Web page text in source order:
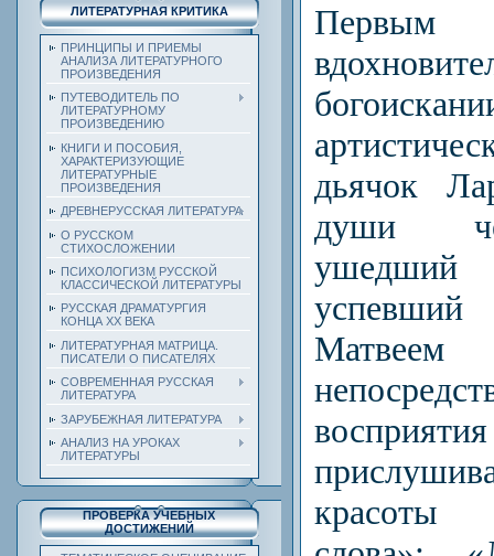
ЛИТЕРАТУРНАЯ КРИТИКА
ПРИНЦИПЫ И ПРИЕМЫ
АНАЛИЗА ЛИТЕРАТУРНОГО
ПРОИЗВЕДЕНИЯ
ПУТЕВОДИТЕЛЬ ПО
ЛИТЕРАТУРНОМУ
ПРОИЗВЕДЕНИЮ
КНИГИ И ПОСОБИЯ,
ХАРАКТЕРИЗУЮЩИЕ
ЛИТЕРАТУРНЫЕ
ПРОИЗВЕДЕНИЯ
ДРЕВНЕРУССКАЯ ЛИТЕРАТУРА
О РУССКОМ
СТИХОСЛОЖЕНИИ
ПСИХОЛОГИЗМ РУССКОЙ
КЛАССИЧЕСКОЙ ЛИТЕРАТУРЫ
РУССКАЯ ДРАМАТУРГИЯ
КОНЦА ХХ ВЕКА
ЛИТЕРАТУРНАЯ МАТРИЦА.
ПИСАТЕЛИ О ПИСАТЕЛЯХ
СОВРЕМЕННАЯ РУССКАЯ
ЛИТЕРАТУРА
ЗАРУБЕЖНАЯ ЛИТЕРАТУРА
АНАЛИЗ НА УРОКАХ
ЛИТЕРАТУРЫ
ПРОВЕРКА УЧЕБНЫХ
ДОСТИЖЕНИЙ
Первым
дьячок
души
красоты